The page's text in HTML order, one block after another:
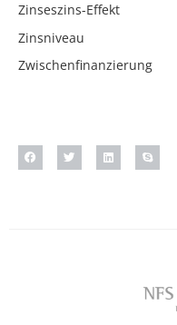
Zinseszins-Effekt
Zinsniveau
Zwischenfinanzierung